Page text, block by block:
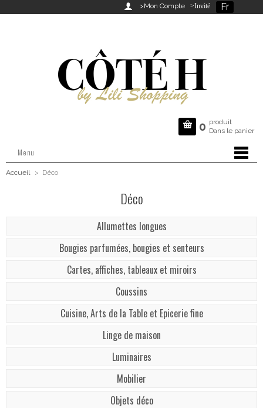
Fr
 >Mon Compte >Invité
 0 produit
Dans le panier
Menu
Accueil > Déco
Déco
Allumettes longues
Bougies parfumées, bougies et senteurs
Cartes, affiches, tableaux et miroirs
Coussins
Cuisine, Arts de la Table et Epicerie fine
Linge de maison
Luminaires
Mobilier
Objets déco